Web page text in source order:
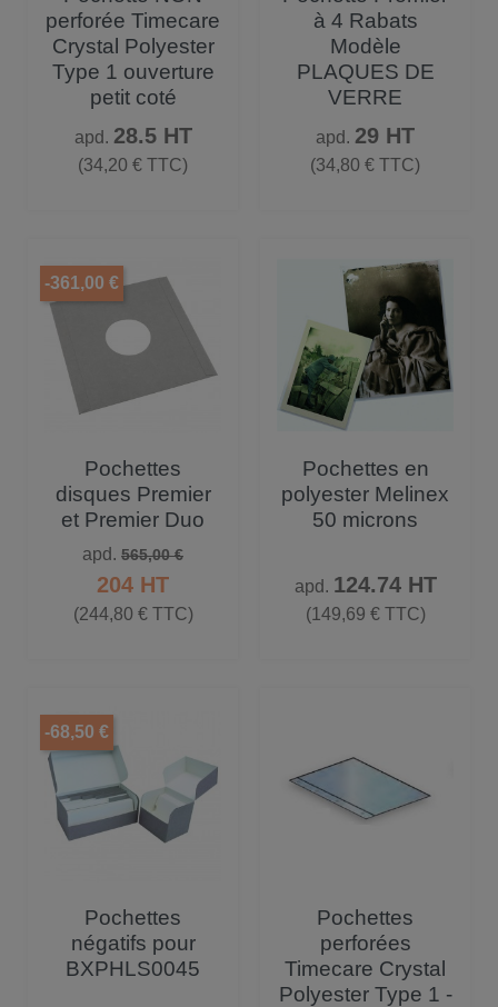
perforée Timecare
Crystal Polyester
Type 1 ouverture
petit coté
apd. Prix
28.5 HT
(34,20 € TTC)
à 4 Rabats
Modèle
PLAQUES DE
VERRE
apd. Prix
29 HT
(34,80 € TTC)
Pochettes
disques Premier
et Premier Duo
apd. Prix de base
565,00 €Prix
204 HT
(244,80 € TTC)
-361,00 €
Pochettes en
polyester Melinex
50 microns
apd. Prix
124.74 HT
(149,69 € TTC)
Pochettes
négatifs pour
BXPHLS0045
-68,50 €
Pochettes
perforées
Timecare Crystal
Polyester Type 1 -